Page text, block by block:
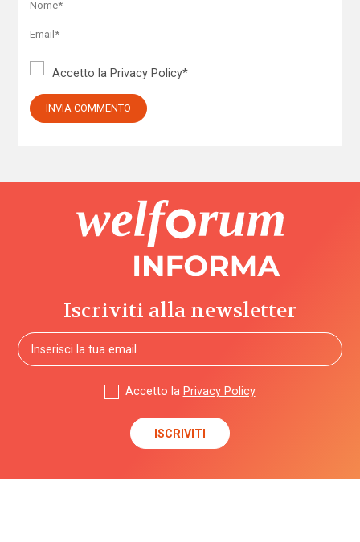
Accetto la Privacy Policy*
Iscriviti alla newsletter
Accetto la Privacy Policy